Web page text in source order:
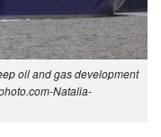
oil and gas development
Natalia-